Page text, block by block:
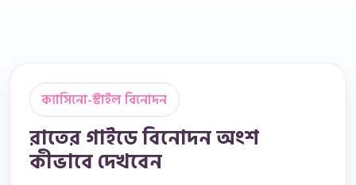
ক্যাসিনো-স্টাইল বিনোদন
রাতের গাইডে বিনোদন অংশ
কীভাবে দেখবেন